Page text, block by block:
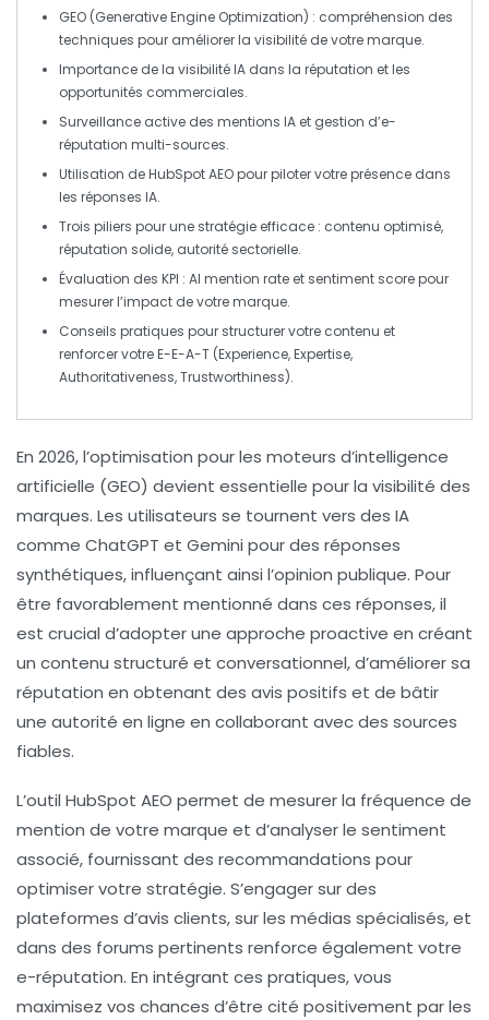
GEO (Generative Engine Optimization) : compréhension des
techniques pour améliorer la visibilité de votre marque.
Importance de la visibilité IA dans la réputation et les
opportunités commerciales.
Surveillance active des mentions IA et gestion d’e-
réputation multi-sources.
Utilisation deHubSpot AEOpour piloter votre présence dans
les réponses IA.
Trois piliers pour une stratégie efficace : contenu optimisé,
réputation solide, autorité sectorielle.
Évaluation des KPI : AI mention rate et sentiment scorepour
mesurer l’impact de votre marque.
Conseils pratiques pour structurer votre contenu et
renforcer votreE-E-A-T (Experience, Expertise,
Authoritativeness, Trustworthiness).
En 2026, l’optimisation pour les moteurs d’intelligence
artificielle (GEO) devient essentielle pour la visibilité des
marques. Les utilisateurs se tournent vers des IA
comme ChatGPT et Gemini pour des réponses
synthétiques, influençant ainsi l’opinion publique. Pour
être favorablement mentionné dans ces réponses, il
est crucial d’adopter une approche proactive en créant
un contenu structuré et conversationnel, d’améliorer sa
réputation en obtenant des avis positifs et de bâtir
une autorité en ligne en collaborant avec des sources
fiables.
L’outil HubSpot AEO permet de mesurer la fréquence de
mention de votre marque et d’analyser le sentiment
associé, fournissant des recommandations pour
optimiser votre stratégie. S’engager sur des
plateformes d’avis clients, sur les médias spécialisés, et
dans des forums pertinents renforce également votre
e-réputation. En intégrant ces pratiques, vous
maximisez vos chances d’être cité positivement par les